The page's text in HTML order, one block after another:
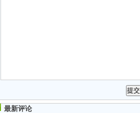
最新评论